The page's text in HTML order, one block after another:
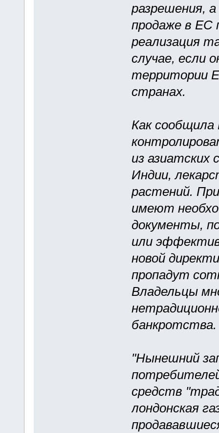
разрешения,
продаже в ЕС
реализация
случае, если
территории
странах.
Как сообщила
из азиатских
Индии,
растений.
имеют
документы,
или
новой
пропадут
Владельцы
банкротства.
"Нынешний
средств
лондонская